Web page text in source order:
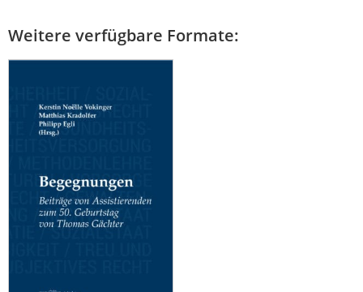
Weitere verfügbare Formate: